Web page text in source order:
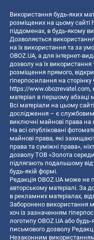
Використання будь-яких
розміщених на цьому сайті
піддоменах, в будь-якому
Дозволяється
на їх використання та за
OBOZ.UA, а для інтернет-
дозволу на їх
розміщення прямого,
гіперпосилання на
https://www.obozrevatel.com,
матеріал в першому абзаці
Всі матеріали на цьому
дослідження – є
виключні майнові права на
На всі опубліковані
майнові права, які
права та суміжні права»,
дозволу ТОВ «Золота
підлягають подальшому
будь-якій формі.
Редакція OBOZ.UA може не
авторському матеріалі. За
в рекламних матеріалах,
Заборонено використання
хоч із зазначенням
логотипу OBOZ.UA або
письмового дозволу
Незаконним використанням